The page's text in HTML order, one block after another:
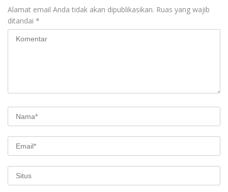
Alamat email Anda tidak akan dipublikasikan. Ruas yang wajib
ditandai *